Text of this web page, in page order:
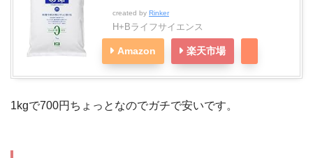
created by Rinker
H+Bライフサイエンス
Amazon 楽天市場
1kgで700円ちょっとなのでガチで安いです。